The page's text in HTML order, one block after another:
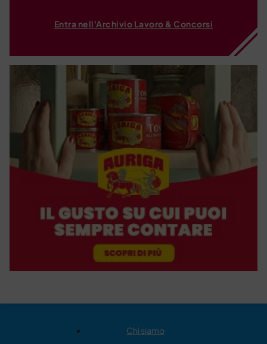
Entra nell'Archivio Lavoro & Concorsi
Chi siamo